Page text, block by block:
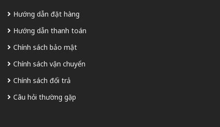
Hướng dẫn đặt hàng
Hướng dẫn thanh toán
Chính sách bảo mật
Chính sách vận chuyển
Chính sách đổi trả
Câu hỏi thường gặp